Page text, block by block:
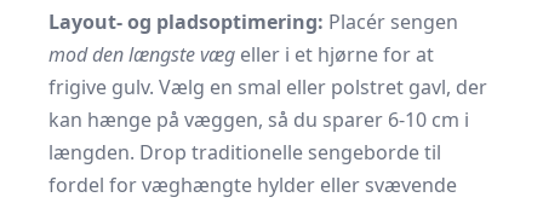
Layout- og pladsoptimering: Placér sengen
mod den længste væg eller i et hjørne for at
frigive gulv. Vælg en smal eller polstret gavl, der
kan hænge på væggen, så du sparer 6-10 cm i
længden. Drop traditionelle sengeborde til
fordel for væghængte hylder eller svævende